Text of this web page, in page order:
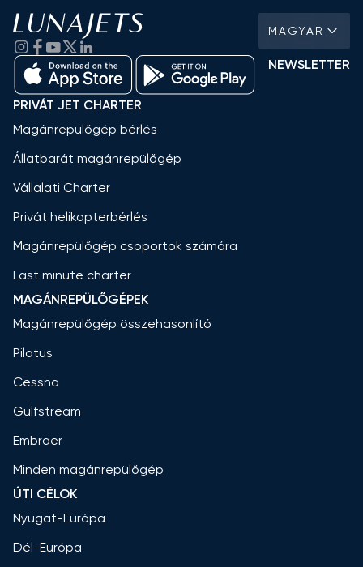
MAGYAR
NEWSLETTER
PRIVÁT JET CHARTER
Magánrepülőgép bérlés
Állatbarát magánrepülőgép
Vállalati Charter
Privát helikopterbérlés
Magánrepülőgép csoportok számára
Last minute charter
MAGÁNREPÜLŐGÉPEK
Magánrepülőgép összehasonlító
Pilatus
Cessna
Gulfstream
Embraer
Minden magánrepülőgép
ÚTI CÉLOK
Nyugat-Európa
Dél-Európa